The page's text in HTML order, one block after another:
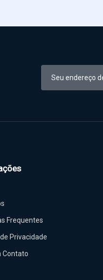
Frequentes
Privacidade
Contato